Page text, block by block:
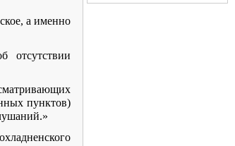
а именно
отсутствии
пунктов)